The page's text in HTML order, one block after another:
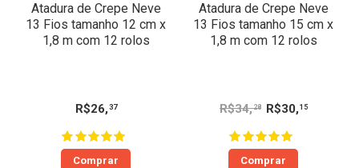
Atadura de Crepe Neve
13 Fios tamanho 12 cm x
1,8 m com 12 rolos
R$26, 37
Comprar
Atadura de Crepe Neve
13 Fios tamanho 15 cm x
1,8 m com 12 rolos
R$34,28 R$30, 15
Comprar